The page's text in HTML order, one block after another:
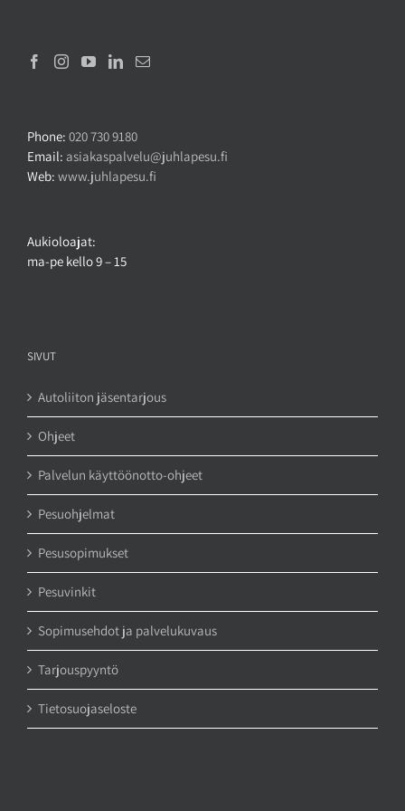
Phone: 020 730 9180
Email: asiakaspalvelu@juhlapesu.fi
Web: www.juhlapesu.fi
Aukioloajat:
ma-pe kello 9 – 15
SIVUT
Autoliiton jäsentarjous
Ohjeet
Palvelun käyttöönotto-ohjeet
Pesuohjelmat
Pesusopimukset
Pesuvinkit
Sopimusehdot ja palvelukuvaus
Tarjouspyyntö
Tietosuojaseloste